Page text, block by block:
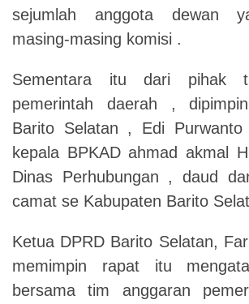
sejumlah anggota dewan
masing-masing komisi .
Sementara itu dari pihak
pemerintah daerah ,
Barito Selatan , Edi
kepala BPKAD ahmad akmal
Dinas Perhubungan , daud
camat se Kabupaten Barito
Ketua DPRD Barito Selatan,
memimpin rapat itu
bersama tim anggaran